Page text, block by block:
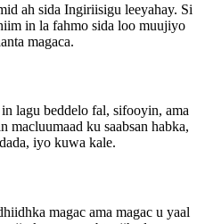
ah sida Ingiriisigu leeyahay. Si
in la fahmo sida loo muujiyo
magaca.
lagu beddelo fal, sifooyin, ama
macluumaad ku saabsan habka,
iyo kuwa kale.
magac ama magac u yaal